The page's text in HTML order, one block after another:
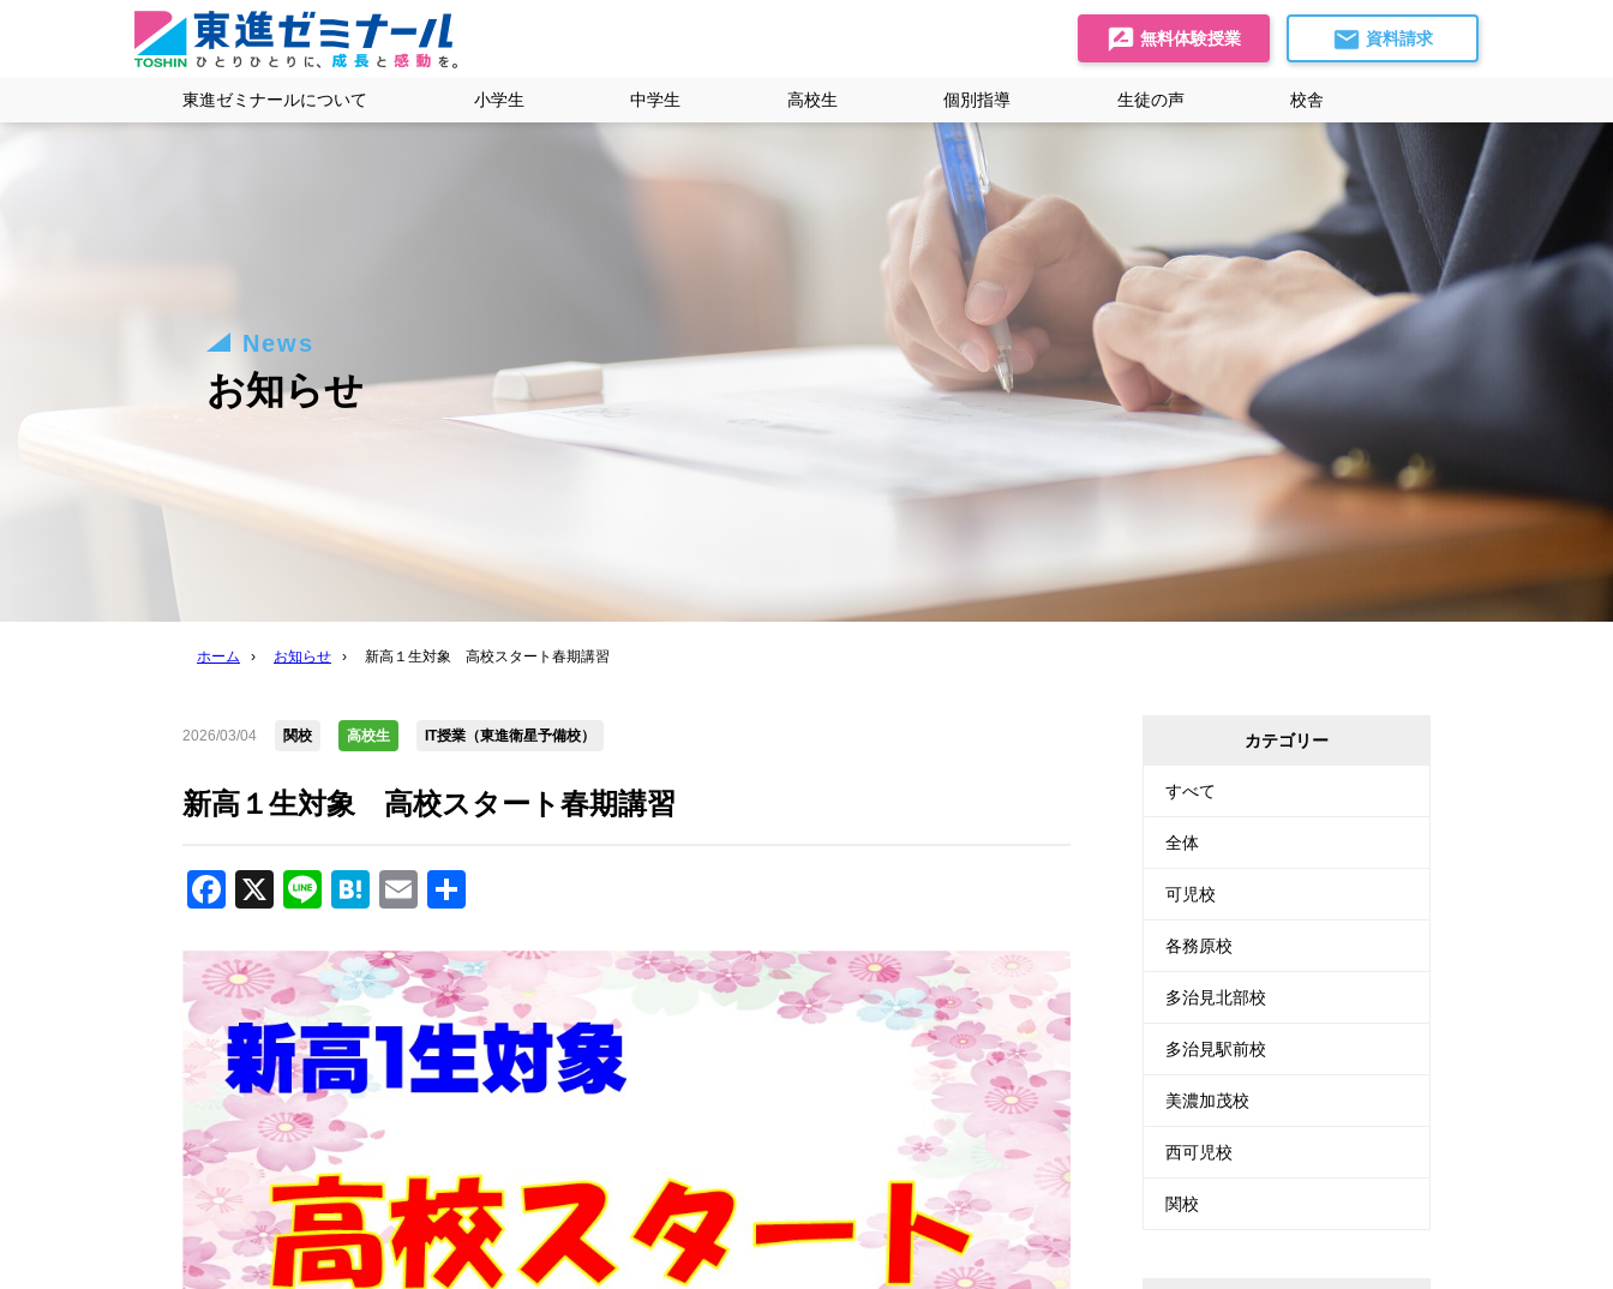
無料体験授業 資料請求
東進ゼミナールについて 小学生 中学生 高校生 個別指導 生徒の声 校舎
News
お知らせ
ホーム › お知らせ › 新高１生対象 高校スタート春期講習
2026/03/04 関校 高校生 IT授業（東進衛星予備校）
新高１生対象 高校スタート春期講習
Facebook
X LineHatena
Email
カテゴリー
すべて
全体
可児校
各務原校
多治見北部校
多治見駅前校
美濃加茂校
西可児校
関校